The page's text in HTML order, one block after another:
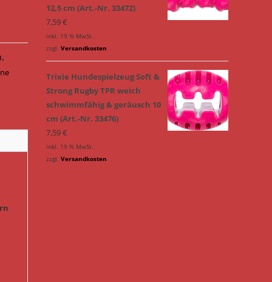
,
12,5 cm (Art.-Nr. 33472)
7,59€
inkl. 19 % MwSt.
zzgl. Versandkosten
Trixie Hundespielzeug Soft &
Strong Rugby TPR weich
schwimmfähig & geräusch 10
cm (Art.-Nr. 33476)
7,59€
inkl. 19 % MwSt.
zzgl. Versandkosten